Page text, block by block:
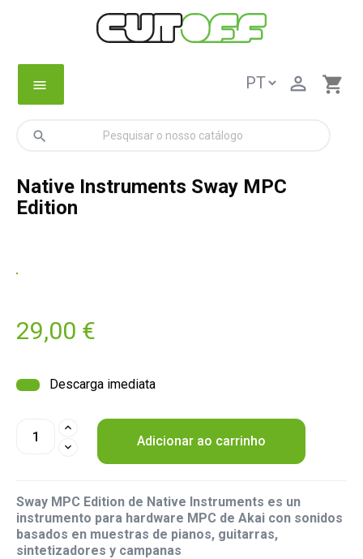
menu shopping_cart

search
Native Instruments Sway MPC
Edition
29,00 €
Descarga imediata
Adicionar ao carrinho
Sway MPC Edition de Native Instruments es un
instrumento para hardware MPC de Akai con sonidos
basados en muestras de pianos, guitarras,
sintetizadores y campanas